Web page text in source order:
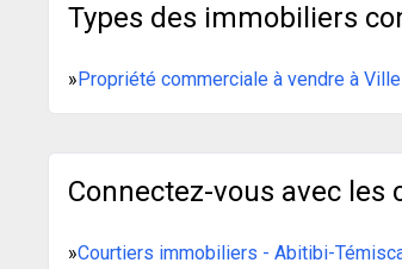
Types des immobiliers
» Propriété commerciale à vendre à
Connectez-vous avec
»Courtiers immobiliers - Abitibi-